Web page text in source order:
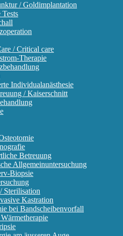
/ Goldimplantation
Tests
/ Critical care
Therapie
Individualanästhesie
/ Kaiserschnitt
Betreuung
Allgemeinuntersuchung
Biopsie
Sterilisation
Kastration
bei Bandscheibenvorfall